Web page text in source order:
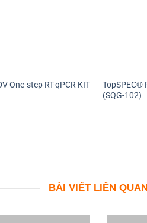
One-step RT-qPCR KIT
TopSPEC®
(SQG-102)
BÀI VIẾT LIÊN QUAN